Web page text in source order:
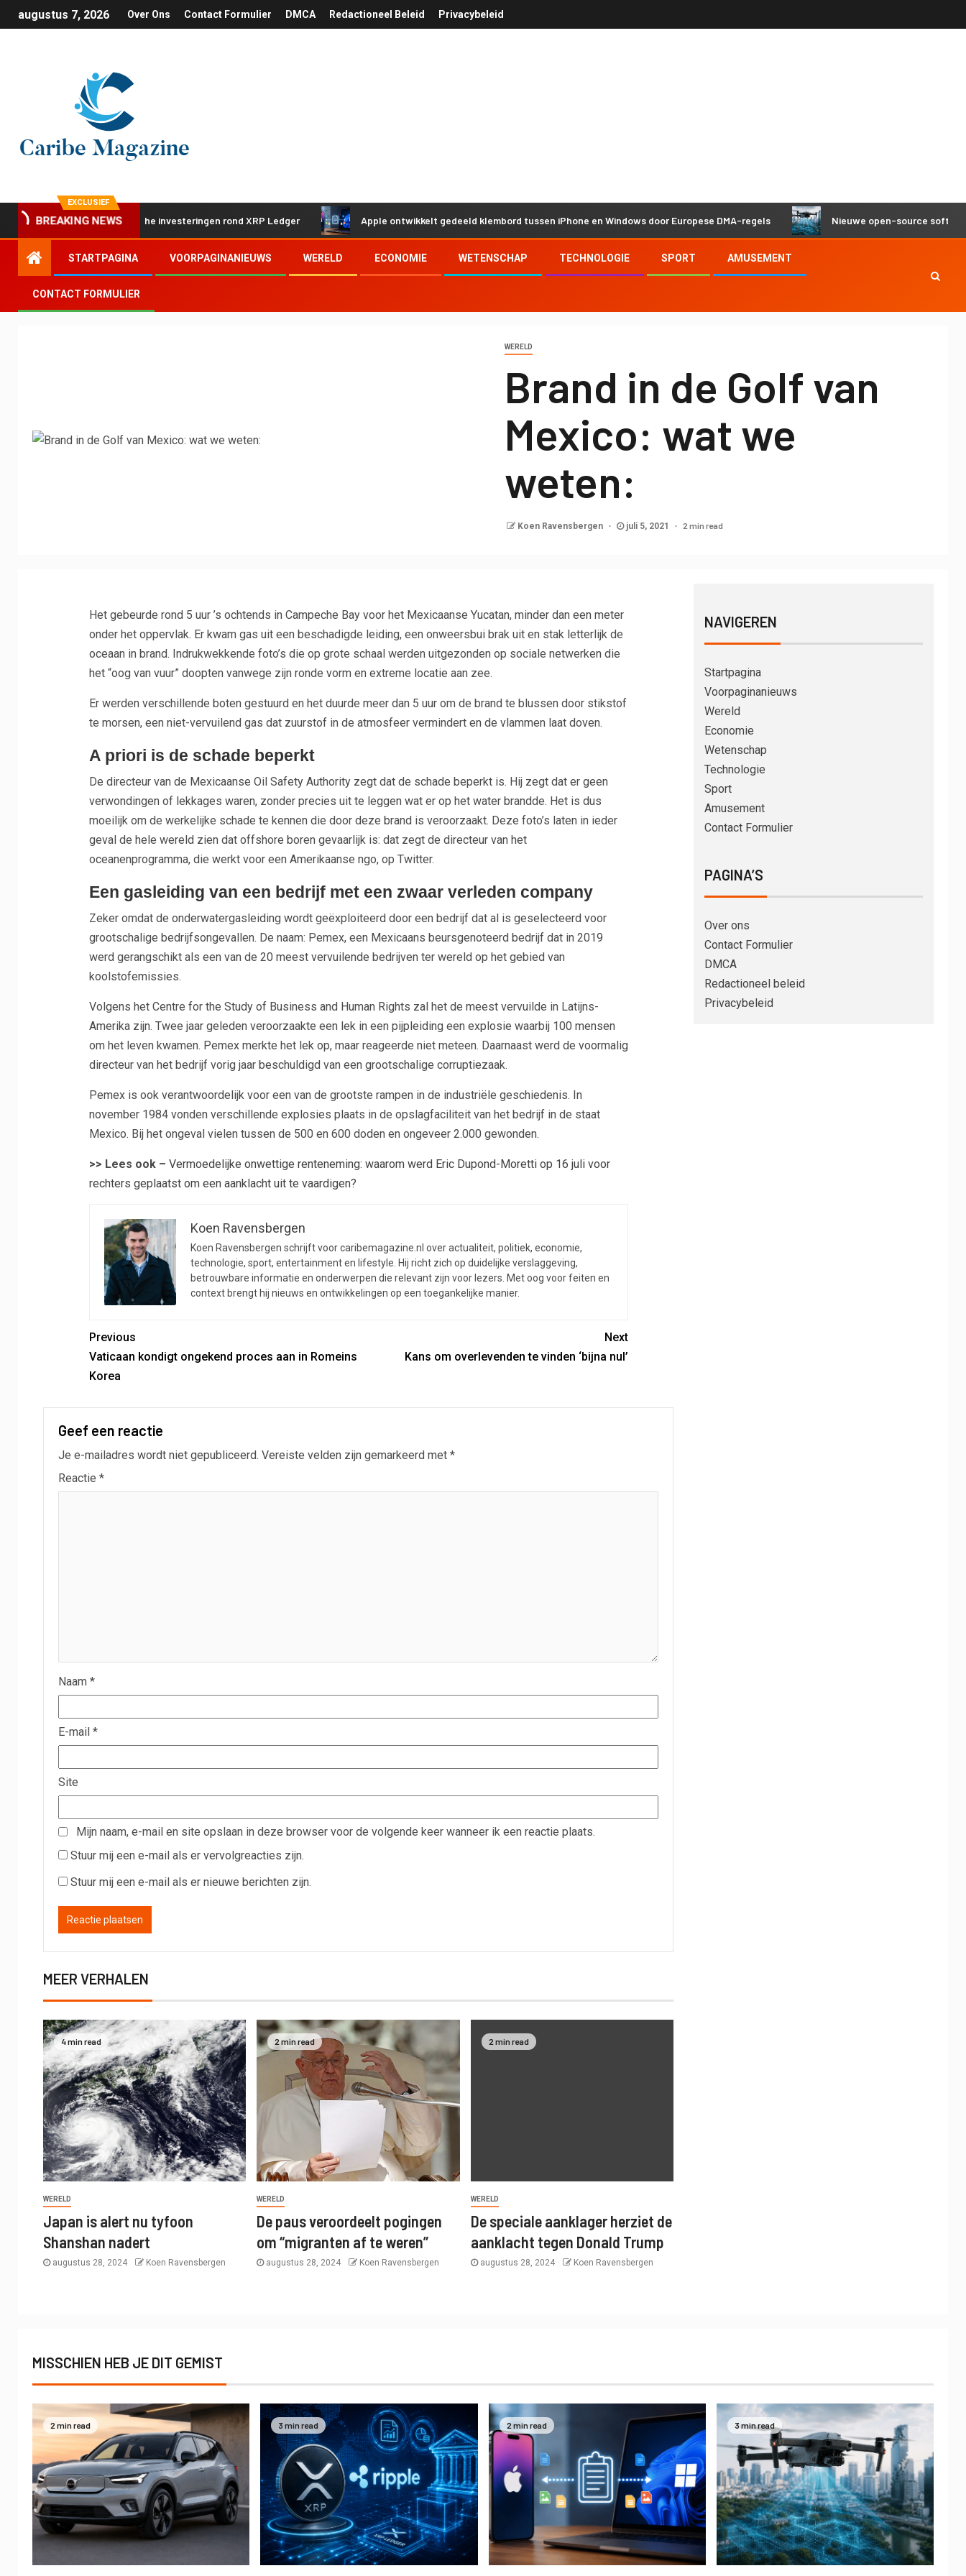
augustus 7, 2026 Over Ons Contact Formulier DMCA Redactioneel Beleid Privacybeleid
EXCLUSIEF
BREAKING NEWS
met twee strategische investeringen rond XRP Ledger Apple ontwikkelt gedeeld klembord tussen iPhone en Windows door Europese DMA-regels Nieuwe open-source software helpt
STARTPAGINA VOORPAGINANIEUWS WERELD ECONOMIE WETENSCHAP TECHNOLOGIE SPORT AMUSEMENT
CONTACT FORMULIER
WERELD
Brand in de Golf van
Mexico: wat we
weten:
Koen Ravensbergen juli 5, 2021 2 min read
Het gebeurde rond 5 uur ’s ochtends in Campeche Bay voor het Mexicaanse Yucatan, minder dan een meter
onder het oppervlak. Er kwam gas uit een beschadigde leiding, een onweersbui brak uit en stak letterlijk de
oceaan in brand. Indrukwekkende foto’s die op grote schaal werden uitgezonden op sociale netwerken die
het “oog van vuur” doopten vanwege zijn ronde vorm en extreme locatie aan zee.
Er werden verschillende boten gestuurd en het duurde meer dan 5 uur om de brand te blussen door stikstof
te morsen, een niet-vervuilend gas dat zuurstof in de atmosfeer vermindert en de vlammen laat doven.
A priori is de schade beperkt
De directeur van de Mexicaanse Oil Safety Authority zegt dat de schade beperkt is. Hij zegt dat er geen
verwondingen of lekkages waren, zonder precies uit te leggen wat er op het water brandde. Het is dus
moeilijk om de werkelijke schade te kennen die door deze brand is veroorzaakt. Deze foto’s laten in ieder
geval de hele wereld zien dat offshore boren gevaarlijk is: dat zegt de directeur van het
oceanenprogramma, die werkt voor een Amerikaanse ngo, op Twitter.
Een gasleiding van een bedrijf met een zwaar verleden company
Zeker omdat de onderwatergasleiding wordt geëxploiteerd door een bedrijf dat al is geselecteerd voor
grootschalige bedrijfsongevallen. De naam: Pemex, een Mexicaans beursgenoteerd bedrijf dat in 2019
werd gerangschikt als een van de 20 meest vervuilende bedrijven ter wereld op het gebied van
koolstofemissies.
Volgens het Centre for the Study of Business and Human Rights zal het de meest vervuilde in Latijns-
Amerika zijn. Twee jaar geleden veroorzaakte een lek in een pijpleiding een explosie waarbij 100 mensen
om het leven kwamen. Pemex merkte het lek op, maar reageerde niet meteen. Daarnaast werd de voormalig
directeur van het bedrijf vorig jaar beschuldigd van een grootschalige corruptiezaak.
Pemex is ook verantwoordelijk voor een van de grootste rampen in de industriële geschiedenis. In
november 1984 vonden verschillende explosies plaats in de opslagfaciliteit van het bedrijf in de staat
Mexico. Bij het ongeval vielen tussen de 500 en 600 doden en ongeveer 2.000 gewonden.
>> Lees ook – Vermoedelijke onwettige renteneming: waarom werd Eric Dupond-Moretti op 16 juli voor
rechters geplaatst om een ​​aanklacht uit te vaardigen?
Koen Ravensbergen
Koen Ravensbergen schrijft voor caribemagazine.nl over actualiteit, politiek, economie,
technologie, sport, entertainment en lifestyle. Hij richt zich op duidelijke verslaggeving,
betrouwbare informatie en onderwerpen die relevant zijn voor lezers. Met oog voor feiten en
context brengt hij nieuws en ontwikkelingen op een toegankelijke manier.
Previous
Vaticaan kondigt ongekend proces aan in Romeins
Korea
Next
Kans om overlevenden te vinden ‘bijna nul’
Geef een reactie
Je e-mailadres wordt niet gepubliceerd. Vereiste velden zijn gemarkeerd met *
Reactie *
Naam *
E-mail *
Site
Mijn naam, e-mail en site opslaan in deze browser voor de volgende keer wanneer ik een reactie plaats.
Stuur mij een e-mail als er vervolgreacties zijn.
Stuur mij een e-mail als er nieuwe berichten zijn.
MEER VERHALEN
4 min read
WERELD
Japan is alert nu tyfoon
Shanshan nadert
augustus 28, 2024 Koen Ravensbergen
2 min read
WERELD
De paus veroordeelt pogingen
om “migranten af ​​te weren”
augustus 28, 2024 Koen Ravensbergen
2 min read
WERELD
De speciale aanklager herziet de
aanklacht tegen Donald Trump
augustus 28, 2024 Koen Ravensbergen
NAVIGEREN
Startpagina
Voorpaginanieuws
Wereld
Economie
Wetenschap
Technologie
Sport
Amusement
Contact Formulier
PAGINA’S
Over ons
Contact Formulier
DMCA
Redactioneel beleid
Privacybeleid
MISSCHIEN HEB JE DIT GEMIST
2 min read 3 min read 2 min read 3 min read